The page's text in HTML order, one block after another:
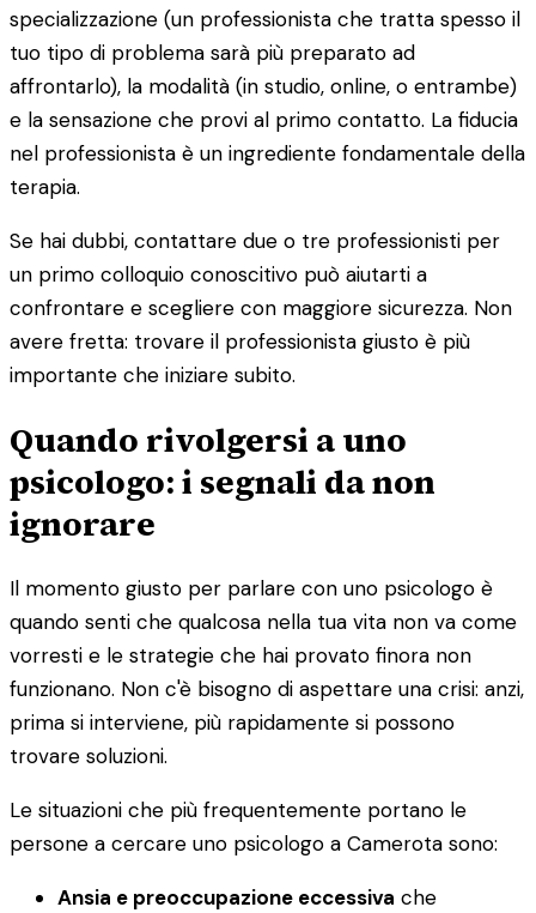
specializzazione (un professionista che tratta spesso il
tuo tipo di problema sarà più preparato ad
affrontarlo), la modalità (in studio, online, o entrambe)
e la sensazione che provi al primo contatto. La fiducia
nel professionista è un ingrediente fondamentale della
terapia.
Se hai dubbi, contattare due o tre professionisti per
un primo colloquio conoscitivo può aiutarti a
confrontare e scegliere con maggiore sicurezza. Non
avere fretta: trovare il professionista giusto è più
importante che iniziare subito.
Quando rivolgersi a uno
psicologo: i segnali da non
ignorare
Il momento giusto per parlare con uno psicologo è
quando senti che qualcosa nella tua vita non va come
vorresti e le strategie che hai provato finora non
funzionano. Non c'è bisogno di aspettare una crisi: anzi,
prima si interviene, più rapidamente si possono
trovare soluzioni.
Le situazioni che più frequentemente portano le
persone a cercare uno psicologo a Camerota sono:
Ansia e preoccupazione eccessiva che